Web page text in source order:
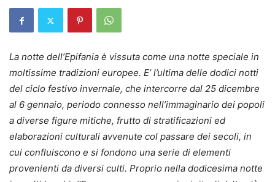
La notte dell’Epifania è vissuta come una notte speciale in
moltissime tradizioni europee. E’ l’ultima delle dodici notti
del ciclo festivo invernale, che intercorre dal 25 dicembre
al 6 gennaio, periodo connesso nell’immaginario dei popoli
a diverse figure mitiche, frutto di stratificazioni ed
elaborazioni culturali avvenute col passare dei secoli, in
cui confluiscono e si fondono una serie di elementi
provenienti da diversi culti. Proprio nella dodicesima notte